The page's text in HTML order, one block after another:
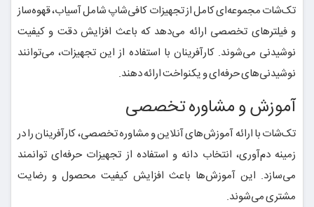
تک‌شات مجموعه‌ای کامل از تجهیزات کافی‌شاپ شامل آسیاب، قهوه‌ساز
و فیلترهای تخصصی ارائه می‌دهد که باعث افزایش دقت و کیفیت
نوشیدنی می‌شوند. کارآفرینان با استفاده از این تجهیزات، می‌توانند
نوشیدنی‌های حرفه‌ای و یکنواخت ارائه دهند.
آموزش و مشاوره تخصصی
تک‌شات با ارائه آموزش‌های آنلاین و مشاوره تخصصی، کارآفرینان را در
زمینه دم‌آوری، انتخاب دانه و استفاده از تجهیزات حرفه‌ای توانمند
می‌سازد. این آموزش‌ها باعث افزایش کیفیت محصول و رضایت
مشتری می‌شوند.